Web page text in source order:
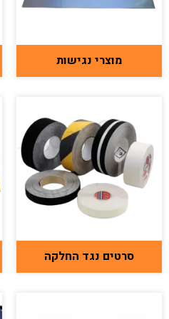
מוצרי נגישות
סרטים נגד החלקה